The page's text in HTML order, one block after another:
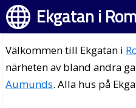
Ekgatan i
Välkommen till Ekgatan i
närheten av bland andra
Aumunds. Alla hus på